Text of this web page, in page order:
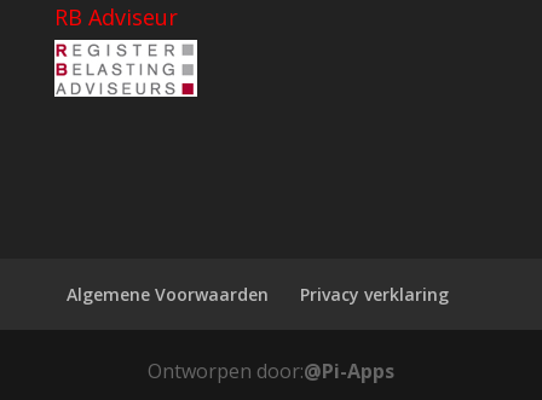
RB Adviseur
Algemene Voorwaarden Privacy verklaring
Ontworpen door:@Pi-Apps